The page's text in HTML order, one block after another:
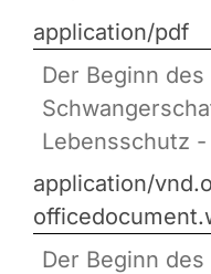
application/pdf
Der Beginn des
Lebensschutz -
application/
Der Beginn des